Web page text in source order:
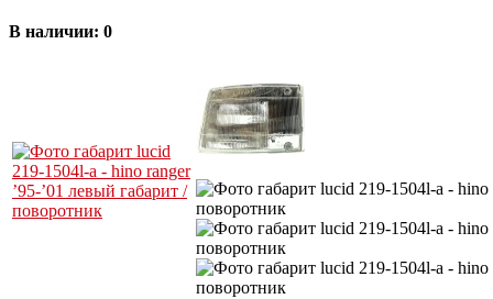
В наличии: 0